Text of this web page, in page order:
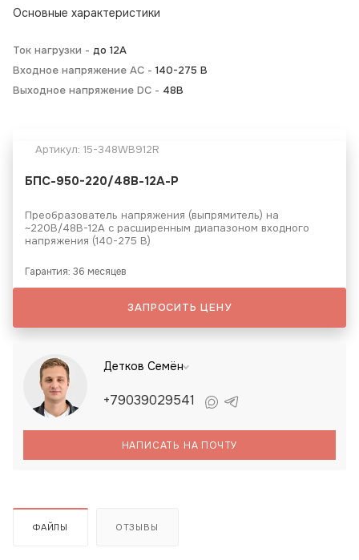
Основные характеристики
Ток нагрузки - до 12А
Входное напряжение AC - 140-275 В
Выходное напряжение DC - 48В
Артикул: 15-348WB912R
БПС-950-220/48В-12А-Р
Преобразователь напряжения (выпрямитель) на
~220В/48B-12A с расширенным диапазоном входного
напряжения (140-275 В)
Гарантия: 36 месяцев
ЗАПРОСИТЬ ЦЕНУ
Детков Семён
+79039029541
НАПИСАТЬ НА ПОЧТУ
ФАЙЛЫ ОТЗЫВЫ